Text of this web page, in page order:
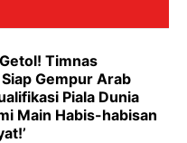
Timnas
Gempur Arab
Piala Dunia
Main Habis-habisan